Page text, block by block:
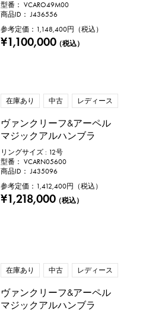
型番： VCARO49M00
商品ID： J436556
参考定価： 1,148,400円（税込）
¥1,100,000（税込）
在庫あり 中古 レディース
ヴァンクリーフ&アーペル
マジックアルハンブラ
リングサイズ : 12号
型番： VCARN05600
商品ID： J435096
参考定価： 1,412,400円（税込）
¥1,218,000（税込）
在庫あり 中古 レディース
ヴァンクリーフ&アーペル
マジックアルハンブラ